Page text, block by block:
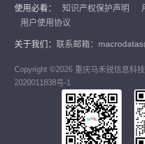
使用必看： 知识产权保护声明
用户使用协议
关于我们： 联系邮箱：
Copyright ©2026 重庆马禾锐信息科
2020011838号-1